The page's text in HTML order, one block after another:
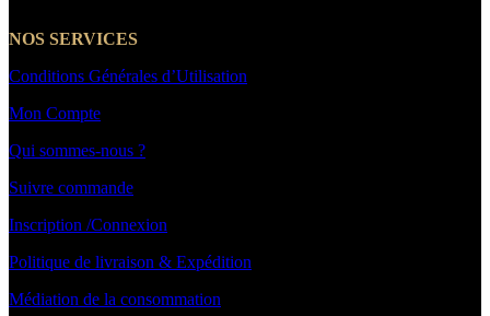
NOS SERVICES
Conditions Générales d’Utilisation
Mon Compte
Qui sommes-nous ?
Suivre commande
Inscription /Connexion
Politique de livraison & Expédition
Médiation de la consommation